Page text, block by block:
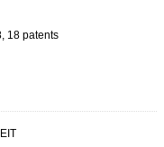
18 patents